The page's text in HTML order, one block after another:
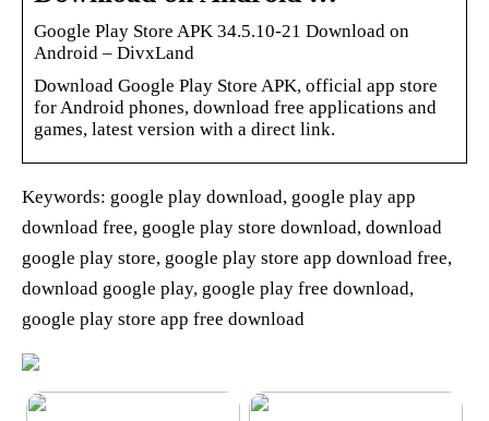
Google Play Store APK 34.5.10-21 Download on
Android – DivxLand
Download Google Play Store APK, official app store
for Android phones, download free applications and
games, latest version with a direct link.
Keywords: google play download, google play app
download free, google play store download, download
google play store, google play store app download free,
download google play, google play free download,
google play store app free download